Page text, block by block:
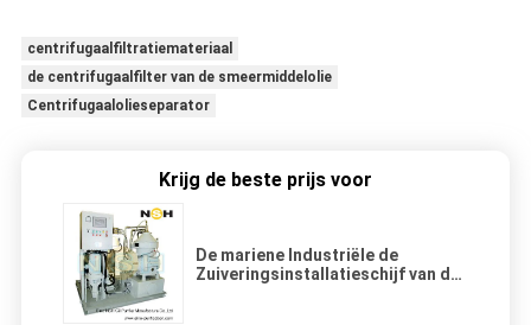
centrifugaalfiltratiemateriaal
de centrifugaalfilter van de smeermiddelolie
Centrifugaalolieseparator
Krijg de beste prijs voor
De mariene Industriële de
Zuiveringsinstallatieschijf van de